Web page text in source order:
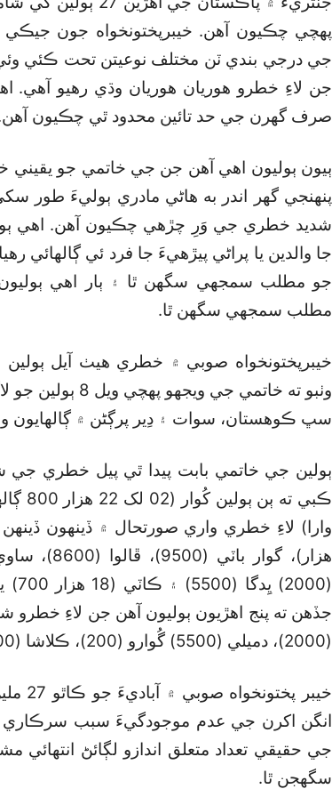
پهچي چڪيون آهن. خيبرپختونخواه جون
جي درجي بندي ٽن مختلف نوعيتن تحت ڪئي
جن لاءِ خطرو هوريان هوريان وڌي رهيو آهي.
صرف گھرن جي حد تائين محدود ٿي چڪيون
ٻيون ٻوليون اهي آهن جن جي خاتمي جو يقيني
پنهنجي گھر اندر به هاڻي مادري ٻوليءَ طور
شديد خطري جي وَرِ چڙهي چڪيون آهن. اهي
جا والدين يا پراڻي پيڙهيءَ جا فرد ئي ڳالهائي
جو مطلب سمجهي سگھن ٿا ۽ ٻار اهي ٻوليون
مطلب سمجهي سگھن ٿا.
خيبرپختونخواه صوبي ۾ خطري هيٺ آيل
وٺبو ته خاتمي
سڀ ڪوهستان، سوات ۽ دِير پرڳڻن ۾ ڳالهايون
ٻولين جي خاتمي بابت پيدا ٿي پيل
جڏهن ته پنج اهڙيون ٻوليون آهن جن لاءِ
(2000)، دميلي (5500) گُوارو (200)، ڪلاشا (5000) ۽ ڪالڪوٽي ٻوليون شامل آهن.
انگن اکرن جي عدم موجودگيءَ سبب سرڪاري
جي حقيقي تعداد متعلق اندازو لڳائڻ
سگھجن ٿا.